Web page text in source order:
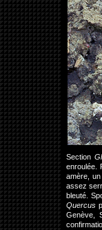
Section
enroulée.
amère,
assez
bleuté.
Quercus
Genève,